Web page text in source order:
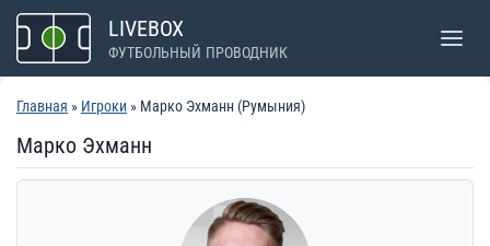
Перейти
содержимому
LIVEBOX
ФУТБОЛЬНЫЙ ПРОВОДНИК
Главная » Игроки » Марко Эхманн (Румыния)
Марко Эхманн